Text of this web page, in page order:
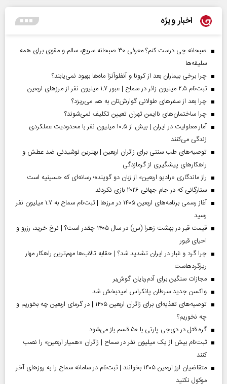
اخبار ویژه
صبحانه چی درست کنم؟ معرفی ۳۰ صبحانه سریع، سالم و مقوی برای همه
سلیقه‌ها
چرا برخی بیماران بعد از کرونا و آنفلوآنزا ماه‌ها بهبود نمی‌یابند؟
ثبت‌نام ۲.۵ میلیون زائر در سماح | عبور ۱.۷ میلیون نفر از مرز‌های اربعین
چرا بعد از سفرهای طولانی گوارش‌تان به هم می‌ریزد؟
چرا ساختمان‌های ناایمن تهران تعیین تکلیف نمی‌شوند؟
آمار معلولیت در ایران | بیش از ۱۰.۵ میلیون نفر با محدودیت عملکردی
زندگی می‌کنند
توصیه‌های طب سنتی برای زائران اربعین | بهترین نوشیدنی ضد عطش و
راهکارهای پیشگیری از گرمازدگی
راز ماندگاری «رادیو اربعین» از زبان دو گوینده؛ رسانه‌ای که حسینیه است
ستارگانی که در جام جهانی ۲۰۲۶ بازی نکردند
آغاز رسمی برنامه‌های اربعین ۱۴۰۵ در مرز‌ها | ثبت‌نام سماح به ۱.۷ میلیون نفر
رسید
قیمت قبر در بهشت زهرا (س) در سال ۱۴۰۵ چقدر است؟ | نرخ خرید، رزرو و
احیای قبور
چرا گرد و غبار در ایران تشدید شد؟ | حقابه تالاب‌ها مهم‌ترین راهکار مهار
ریزگردهاست
مجازات سنگین برای آدم‌ربایان گوش‌بر
واکسن جدید سرطان پانکراس امیدبخش شد
توصیه‌های تغذیه‌ای برای زائران اربعین ۱۴۰۵ | در گرمای اربعین چه بخوریم و
چه نخوریم؟
گره قتل در دی‌جی پارتی با ۵۰ قسم باز می‌شود
ثبت‌نام بیش از یک میلیون نفر در سماح | زائران «همیار اربعین» را نصب
کنند
متقاضیان ارز اربعین ۱۴۰۵ بخوانند | ثبت‌نام در سامانه سماح را به روز‌های آخر
موکول نکنید